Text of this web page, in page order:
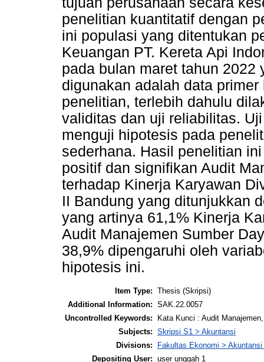
penelitian kuantitatif dengan
ini populasi yang ditentukan
Keuangan PT. Kereta Api
pada bulan maret tahun
digunakan adalah data
penelitian, terlebih dahulu
validitas dan uji reliabilitas.
menguji hipotesis pada
sederhana. Hasil penelitian
positif dan signifikan Audit
terhadap Kinerja Karyawan
II Bandung yang ditunjukkan
yang artinya 61,1% Kinerja
Audit Manajemen Sumber
38,9% dipengaruhi oleh
hipotesis ini.
Item Type: Thesis (Skripsi)
Additional Information: SAK.22.0057
Uncontrolled Keywords:
Kata Kunci : Audit
Subjects: Skripsi S1 > Akuntansi
Divisions:
Fakultas Ekonomi > Akuntansi
Depositing User: user unggah 1